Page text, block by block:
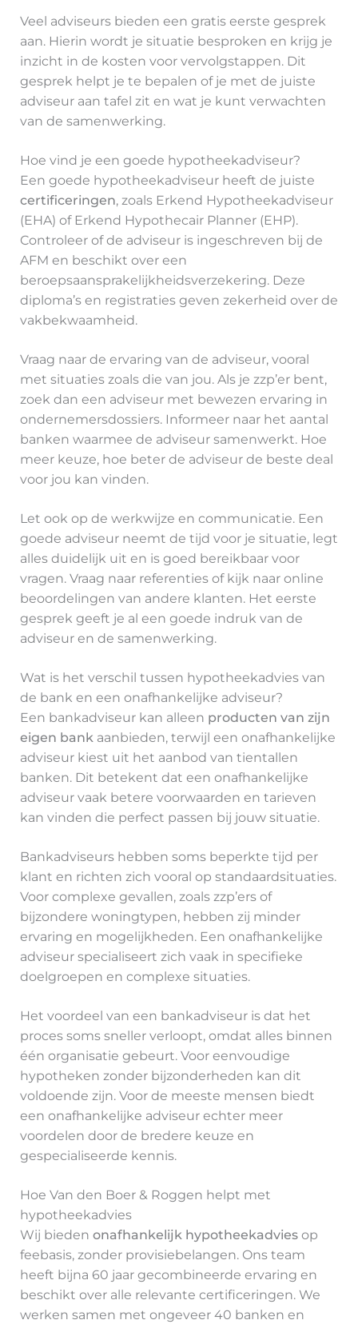
Veel adviseurs bieden een gratis eerste gesprek
aan. Hierin wordt je situatie besproken en krijg je
inzicht in de kosten voor vervolgstappen. Dit
gesprek helpt je te bepalen of je met de juiste
adviseur aan tafel zit en wat je kunt verwachten
van de samenwerking.
Hoe vind je een goede hypotheekadviseur?
Een goede hypotheekadviseur heeft de juiste
certificeringen, zoals Erkend Hypotheekadviseur
(EHA) of Erkend Hypothecair Planner (EHP).
Controleer of de adviseur is ingeschreven bij de
AFM en beschikt over een
beroepsaansprakelijkheidsverzekering. Deze
diploma’s en registraties geven zekerheid over de
vakbekwaamheid.
Vraag naar de ervaring van de adviseur, vooral
met situaties zoals die van jou. Als je zzp’er bent,
zoek dan een adviseur met bewezen ervaring in
ondernemersdossiers. Informeer naar het aantal
banken waarmee de adviseur samenwerkt. Hoe
meer keuze, hoe beter de adviseur de beste deal
voor jou kan vinden.
Let ook op de werkwijze en communicatie. Een
goede adviseur neemt de tijd voor je situatie, legt
alles duidelijk uit en is goed bereikbaar voor
vragen. Vraag naar referenties of kijk naar online
beoordelingen van andere klanten. Het eerste
gesprek geeft je al een goede indruk van de
adviseur en de samenwerking.
Wat is het verschil tussen hypotheekadvies van
de bank en een onafhankelijke adviseur?
Een bankadviseur kan alleen producten van zijn
eigen bankaanbieden, terwijl een onafhankelijke
adviseur kiest uit het aanbod van tientallen
banken. Dit betekent dat een onafhankelijke
adviseur vaak betere voorwaarden en tarieven
kan vinden die perfect passen bij jouw situatie.
Bankadviseurs hebben soms beperkte tijd per
klant en richten zich vooral op standaardsituaties.
Voor complexe gevallen, zoals zzp’ers of
bijzondere woningtypen, hebben zij minder
ervaring en mogelijkheden. Een onafhankelijke
adviseur specialiseert zich vaak in specifieke
doelgroepen en complexe situaties.
Het voordeel van een bankadviseur is dat het
proces soms sneller verloopt, omdat alles binnen
één organisatie gebeurt. Voor eenvoudige
hypotheken zonder bijzonderheden kan dit
voldoende zijn. Voor de meeste mensen biedt
een onafhankelijke adviseur echter meer
voordelen door de bredere keuze en
gespecialiseerde kennis.
Hoe Van den Boer & Roggen helpt met
hypotheekadvies
Wij bieden onafhankelijk hypotheekadviesop
feebasis, zonder provisiebelangen. Ons team
heeft bijna 60 jaar gecombineerde ervaring en
beschikt over alle relevante certificeringen. We
werken samen met ongeveer 40 banken en